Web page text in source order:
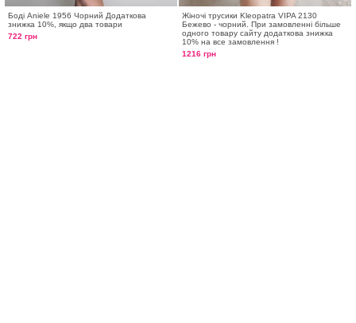
Боді Aniele 1956 Чорний Додаткова
знижка 10%, якщо два товари
722 грн
Жіночі трусики Kleopatra VIPA 2130
Бежево - чорний. При замовленні більше
одного товару сайту додаткова знижка
10% на все замовлення !
1216 грн